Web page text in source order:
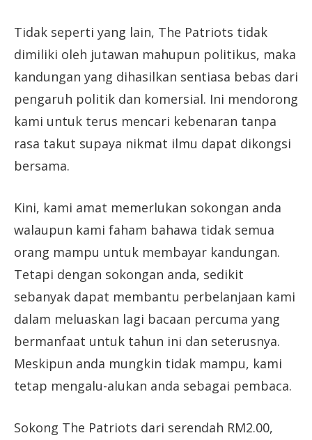
Tidak seperti yang lain, The Patriots tidak
dimiliki oleh jutawan mahupun politikus, maka
kandungan yang dihasilkan sentiasa bebas dari
pengaruh politik dan komersial. Ini mendorong
kami untuk terus mencari kebenaran tanpa
rasa takut supaya nikmat ilmu dapat dikongsi
bersama.
Kini, kami amat memerlukan sokongan anda
walaupun kami faham bahawa tidak semua
orang mampu untuk membayar kandungan.
Tetapi dengan sokongan anda, sedikit
sebanyak dapat membantu perbelanjaan kami
dalam meluaskan lagi bacaan percuma yang
bermanfaat untuk tahun ini dan seterusnya.
Meskipun anda mungkin tidak mampu, kami
tetap mengalu-alukan anda sebagai pembaca.
Sokong The Patriots dari serendah RM2.00,